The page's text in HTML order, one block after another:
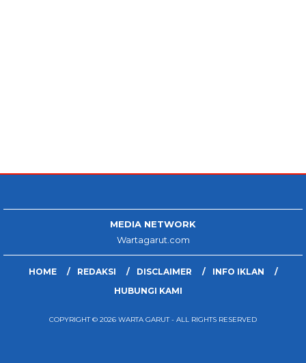
MEDIA NETWORK
Wartagarut.com
HOME REDAKSI DISCLAIMER
INFO IKLAN
HUBUNGI KAMI
COPYRIGHT © 2026 WARTA GARUT - ALL RIGHTS RESERVED